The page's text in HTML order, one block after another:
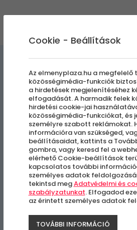
Tankrodeó T-55
harckocsival
Balatonakali
Cookie - Beállítások
Az elmenyplaza.hu a megfelelő
közösségimédia-funkciók
a hirdetések megjelenítéséhez
elfogadását. A harmadik felek
hirdetési cookie-jai
közösségimédia-funkciókat, és
személyre szabott reklámokat.
információra van szükséged,
beállításaidat, kattints a
gombra, vagy keresd fel a
elérhető Cookie-beállítások
kapcsolatos további
személyes adatok
tekintsd megAdatvédelmi és
szabályzatunkat. Elfogadod
az érintett személyes adatok
TOVÁBBI INFORMÁCIÓ